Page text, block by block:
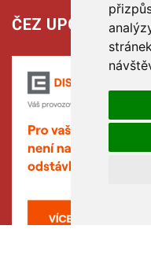
ČEZ